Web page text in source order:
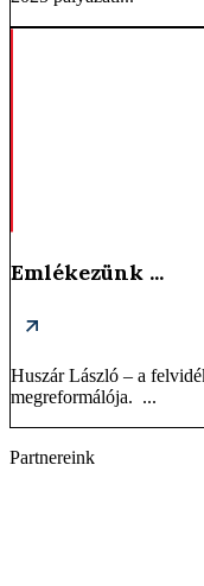
Emlékezünk ...
Huszár László – a
megreformálója. ...
Partnereink